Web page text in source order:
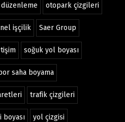
otopark çizgileri
işçilik Saer Group
soğuk yol boyası
saha boyama
trafik çizgileri
boyası yol çizgisi